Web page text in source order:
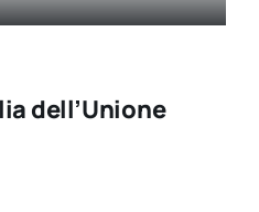
dell’Unione